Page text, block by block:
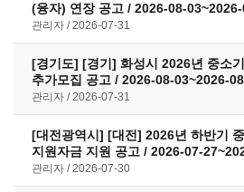
(융자) 연장 공고 / 2026-08-
관리자 2026-07-31
[경기도] [경기] 화성시 2026년 중소
추가모집 공고 / 2026-08-03~2026-
관리자 2026-07-31
[대전광역시] [대전] 2026년 하반기
지원자금 지원 공고 / 2026-07-
관리자 2026-07-30